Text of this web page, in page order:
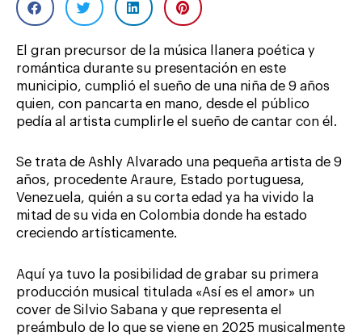
El gran precursor de la música llanera poética y
romántica durante su presentación en este
municipio, cumplió el sueño de una niña de 9 años
quien, con pancarta en mano, desde el público
pedía al artista cumplirle el sueño de cantar con él.
Se trata de Ashly Alvarado una pequeña artista de 9
años, procedente Araure, Estado portuguesa,
Venezuela, quién a su corta edad ya ha vivido la
mitad de su vida en Colombia donde ha estado
creciendo artísticamente.
Aquí ya tuvo la posibilidad de grabar su primera
producción musical titulada «Así es el amor» un
cover de Silvio Sabana y que representa el
preámbulo de lo que se viene en 2025 musicalmente